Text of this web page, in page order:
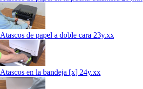
Atascos de papel a doble cara 23y.xx
Atascos en la bandeja [x] 24y.xx